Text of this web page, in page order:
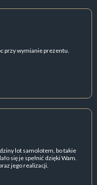
przy wymianie prezentu.
lot samolotem, bo takie
się je spełnić dzięki Wam.
jego realizacji.